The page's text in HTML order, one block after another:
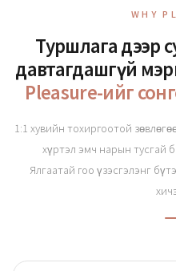
WHY
Туршлага дээр
давтагдашгүй
Pleasure-ийг
1:1 хувийн тохиргоотой
хүртэл эмч нарын тусгай
Ялгаатай гоо үзэсгэлэнг